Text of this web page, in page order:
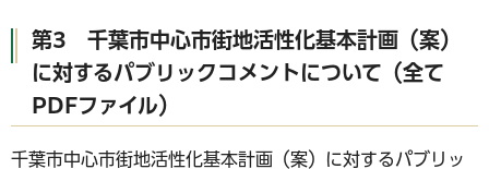
第3 千葉市中心市街地活性化基本計画（案）
に対するパブリックコメントについて（全て
PDFファイル）
千葉市中心市街地活性化基本計画（案）に対するパブリッ